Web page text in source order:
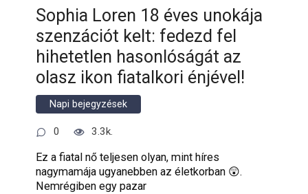
Sophia Loren 18 éves unokája
szenzációt kelt: fedezd fel
hihetetlen hasonlóságát az
olasz ikon fiatalkori énjével!
Napi bejegyzések
0 3.3k.
Ez a fiatal nő teljesen olyan, mint híres
nagymamája ugyanebben az életkorban 😲.
Nemrégiben egy pazar